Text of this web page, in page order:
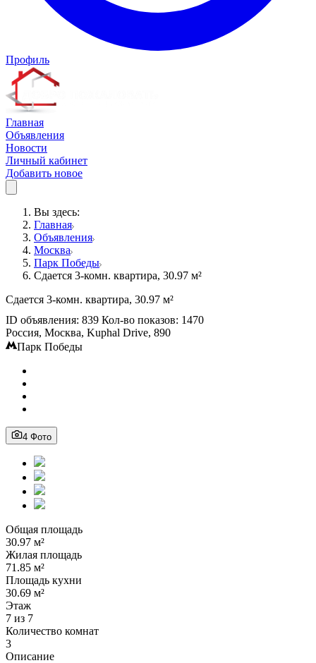
Профиль
Главная
Объявления
Новости
Личный кабинет
Добавить новое
Вы здесь:
Главная
Объявления
Москва
Парк Победы
Сдается 3-комн. квартира, 30.97 м²
Сдается 3-комн. квартира, 30.97 м²
ID объявления: 839 Кол-во показов: 1470
Россия, Москва, Kuphal Drive, 890
Парк Победы
4 Фото
Общая площадь
30.97 м²
Жилая площадь
71.85 м²
Площадь кухни
30.69 м²
Этаж
7 из 7
Количество комнат
3
Описание